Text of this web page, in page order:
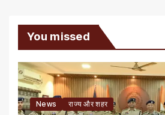
You missed
News राज्य और शहर